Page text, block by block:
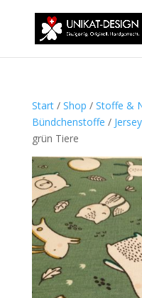
Start/ Shop / Stoffe &
Bündchenstoffe /
grün Tiere